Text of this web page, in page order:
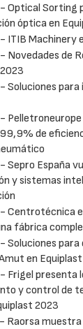
- Optical Sorting
óptica en
- ITIB Machinery
- Novedades de
- Soluciones
- Pelletroneurope
de
- Sepro España
y sistemas
- Centrotécnica
fábrica
- Soluciones para
en
- Frigel presenta
y control de
2023
- Raorsa muestra